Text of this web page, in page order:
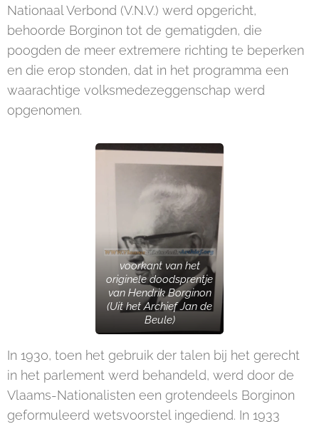
Nationaal Verbond (V.N.V.) werd opgericht,
behoorde Borginon tot de gematigden, die
poogden de meer extremere richting te beperken
en die erop stonden, dat in het programma een
waarachtige volksmedezeggenschap werd
opgenomen.
voorkant van het
originele doodsprentje
van Hendrik Borginon
(Uit het Archief Jan de
Beule)
In 1930, toen het gebruik der talen bij het gerecht
in het parlement werd behandeld, werd door de
Vlaams-Nationalisten een grotendeels Borginon
geformuleerd wetsvoorstel ingediend. In 1933